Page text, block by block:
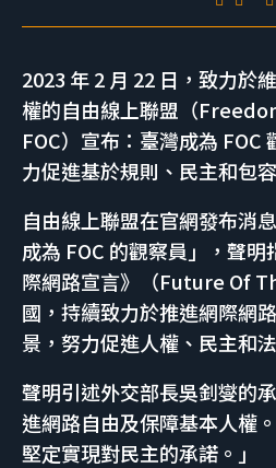
2023 年 2 月 22 日，致力於
權的自由線上聯盟（
FOC）宣布：臺灣成為 FOC
力促進基於規則、民主和包
自由線上聯盟在官網發布消
成為 FOC 的觀察員」，聲
際網路宣言》（Future Of
國，持續致力於推進網際網
景，努力促進人權、民主和
聲明引述外交部長吳釗燮的
進網路自由及保障基本人權
堅定實現對民主的承諾。」